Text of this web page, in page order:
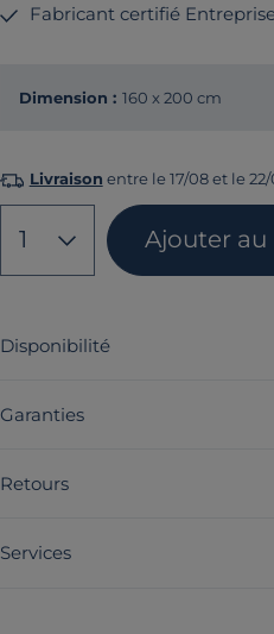
Fabricant certifié
Dimension : 160 x 200 cm
Livraison entre le 17/08 et le 22/
1 Ajouter au
Disponibilité
Garanties
Retours
Services